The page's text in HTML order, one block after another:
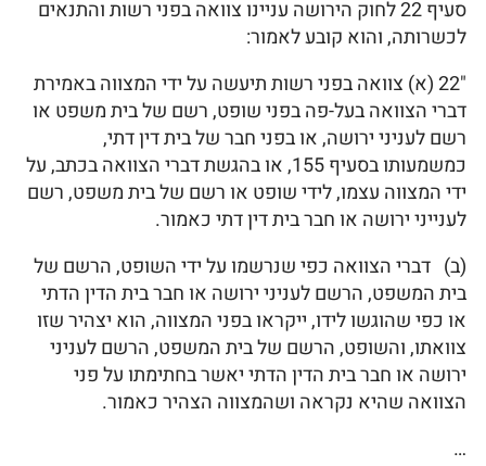
סעיף 22 לחוק הירושה עניינו צוואה בפני רשות והתנאים
לכשרותה, והוא קובע לאמור:
"22 (א) צוואה בפני רשות תיעשה על ידי המצווה באמירת
דברי הצוואה בעל-פה בפני שופט, רשם של בית משפט או
רשם לעניני ירושה, או בפני חבר של בית דין דתי,
כמשמעותו בסעיף 155, או בהגשת דברי הצוואה בכתב, על
ידי המצווה עצמו, לידי שופט או רשם של בית משפט, רשם
לענייני ירושה או חבר בית דין דתי כאמור.
(ב) דברי הצוואה כפי שנרשמו על ידי השופט, הרשם של
בית המשפט, הרשם לעניני ירושה או חבר בית הדין הדתי
או כפי שהוגשו לידו, ייקראו בפני המצווה, הוא יצהיר שזו
צוואתו, והשופט, הרשם של בית המשפט, הרשם לעניני
ירושה או חבר בית הדין הדתי יאשר בחתימתו על פני
הצוואה שהיא נקראה ושהמצווה הצהיר כאמור.
…